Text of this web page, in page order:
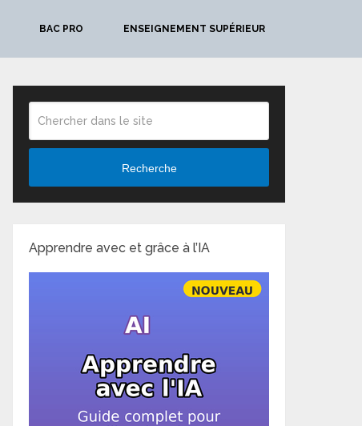
BAC PRO ENSEIGNEMENT SUPÉRIEUR
Recherche
Apprendre avec et grâce à l’IA